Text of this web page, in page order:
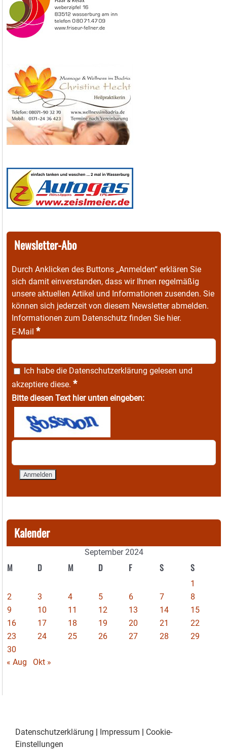
Newsletter-Abo
Durch Anklicken des Buttons „Anmelden“ erklären Sie
sich damit einverstanden, dass wir Ihnen regelmäßig
unsere aktuellen Artikel und Informationen zusenden. Sie
können sich jederzeit von diesem Newsletter abmelden.
Informationen zum Datenschutz finden Sie hier.
E-Mail *
Ich habe die Datenschutzerklärung gelesen und
akzeptiere diese. *
Bitte diesen Text hier unten eingeben:
Kalender
September 2024
M D M D F S S
1
2
3 4 5 6 7
8
9
10 11 12 13 14
15
16
17 18 19 20 21
22
23
24 25 26 27 28
29
30
« Aug
Okt »
Datenschutzerklärung | Impressum | Cookie-
Einstellungen